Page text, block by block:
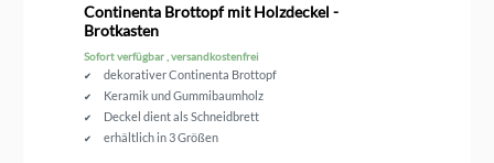
Continenta Brottopf mit Holzdeckel -
Brotkasten
Sofort verfügbar , versandkostenfrei
dekorativer Continenta Brottopf
Keramik und Gummibaumholz
Deckel dient als Schneidbrett
erhältlich in 3 Größen